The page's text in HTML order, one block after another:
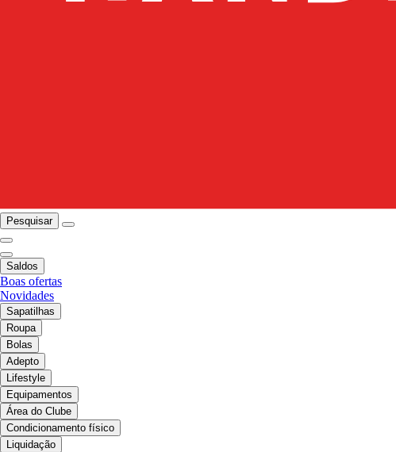
Pesquisar
Saldos
Boas ofertas
Novidades
Sapatilhas
Roupa
Bolas
Adepto
Lifestyle
Equipamentos
Área do Clube
Condicionamento físico
Liquidação